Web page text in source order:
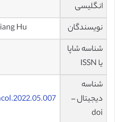
انگلیسی
نویسندگان
Hu
شناسه شاپا
یا ISSN
شناسه
دیجیتال –
doi